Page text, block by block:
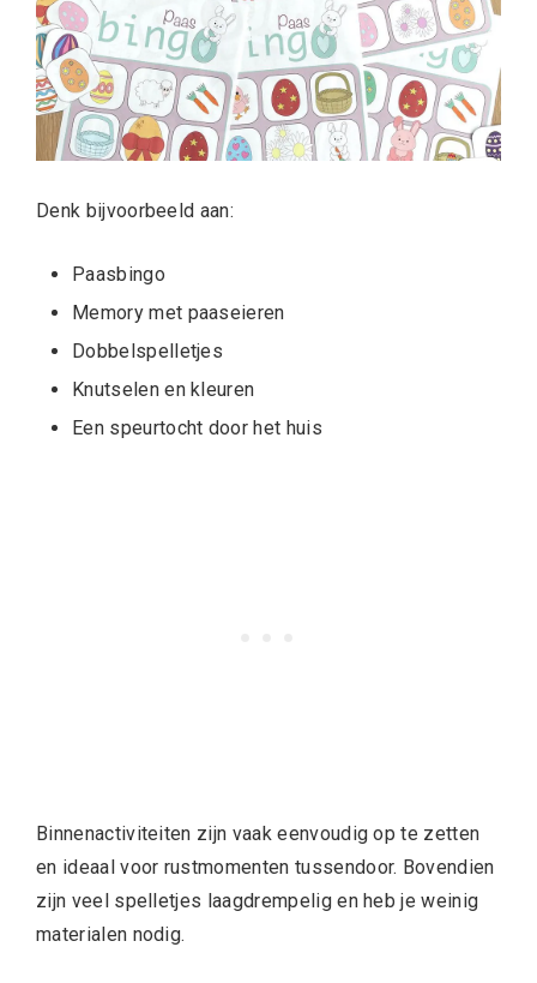
Denk bijvoorbeeld aan:
Paasbingo
Memory met paaseieren
Dobbelspelletjes
Knutselen en kleuren
Een speurtocht door het huis
Binnenactiviteiten zijn vaak eenvoudig op te zetten
en ideaal voor rustmomenten tussendoor. Bovendien
zijn veel spelletjes laagdrempelig en heb je weinig
materialen nodig.